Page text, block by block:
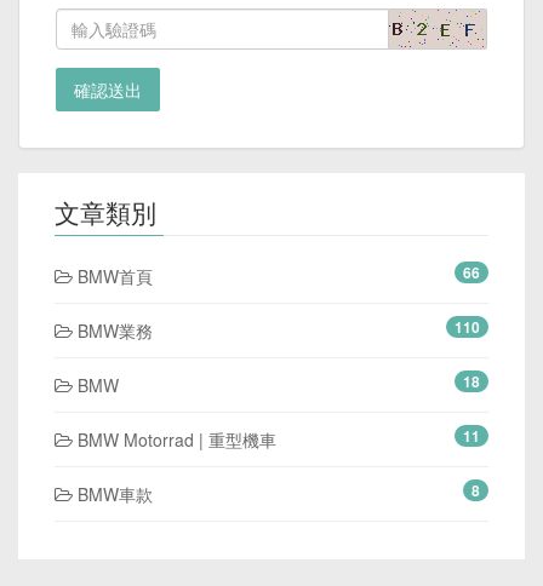
確認送出
文章類別
BMW首頁 66
BMW業務 110
BMW 18
BMW Motorrad | 重型機車 11
BMW車款 8